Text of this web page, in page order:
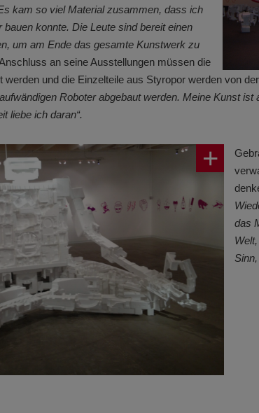
kam so viel Material zusammen, dass ich
konnte. Die Leute sind bereit einen
um am Ende das gesamte Kunstwerk zu
an seine Ausstellungen müssen die
werden und die Einzelteile aus Styropor werden von
Roboter abgebaut werden. Meine Kunst
liebe ich daran“.
das